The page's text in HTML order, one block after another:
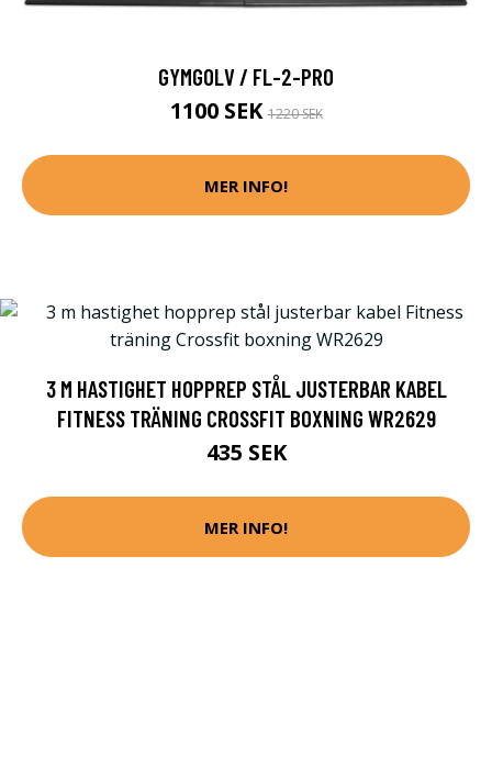
GYMGOLV / FL-2-PRO
1100 SEK1220 SEK
MER INFO!
3 M HASTIGHET HOPPREP STÅL JUSTERBAR KABEL
FITNESS TRÄNING CROSSFIT BOXNING WR2629
435 SEK
MER INFO!